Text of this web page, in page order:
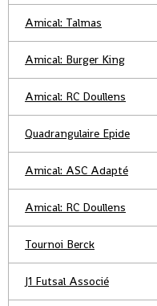
Amical: Talmas
Amical: Burger King
Amical: RC Doullens
Quadrangulaire Epide
Amical: ASC Adapté
Amical: RC Doullens
Tournoi Berck
J1 Futsal Associé